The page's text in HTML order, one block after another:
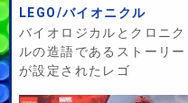
LEGO/バイオニクル
バイオロジカルとクロニク
ルの造語であるストーリー
が設定されたレゴ